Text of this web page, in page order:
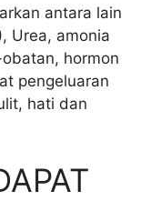
antara lain
Urea, amonia
hormon
pengeluaran
hati dan